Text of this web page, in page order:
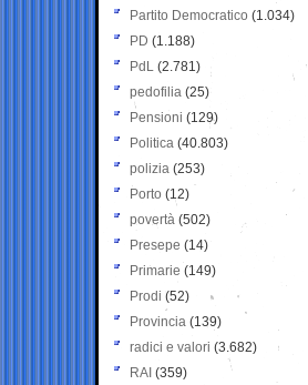
Partito Democratico (1.034)
PD (1.188)
PdL (2.781)
pedofilia (25)
Pensioni (129)
Politica (40.803)
polizia (253)
Porto (12)
povertà (502)
Presepe (14)
Primarie (149)
Prodi (52)
Provincia (139)
radici e valori (3.682)
RAI (359)